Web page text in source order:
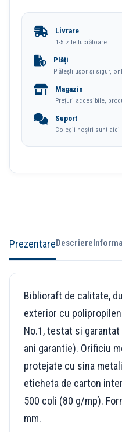
7.5cm
Nr1
Power
Esselte
Livrare
1-5 zile lucrătoare
Plăți
Plătești ușor și sigur,
Magazin
Prețuri accesibile,
Suport
Colegii noștri sunt aici
PrezentareDescriere
Biblioraft de calitate,
exterior cu
No.1, testat si
ani garantie). Orificiu
protejate cu sina
eticheta de carton
500 coli (80 g/mp).
mm.